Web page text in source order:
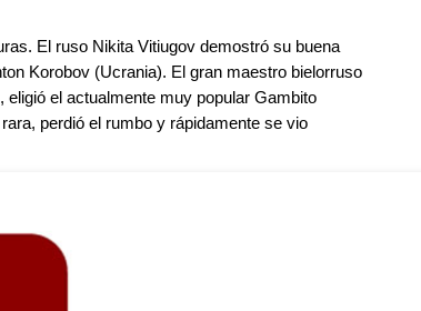
El ruso Nikita Vitiugov demostró su buena
Korobov (Ucrania). El gran maestro bielorruso
el actualmente muy popular Gambito
perdió el rumbo y rápidamente se vio